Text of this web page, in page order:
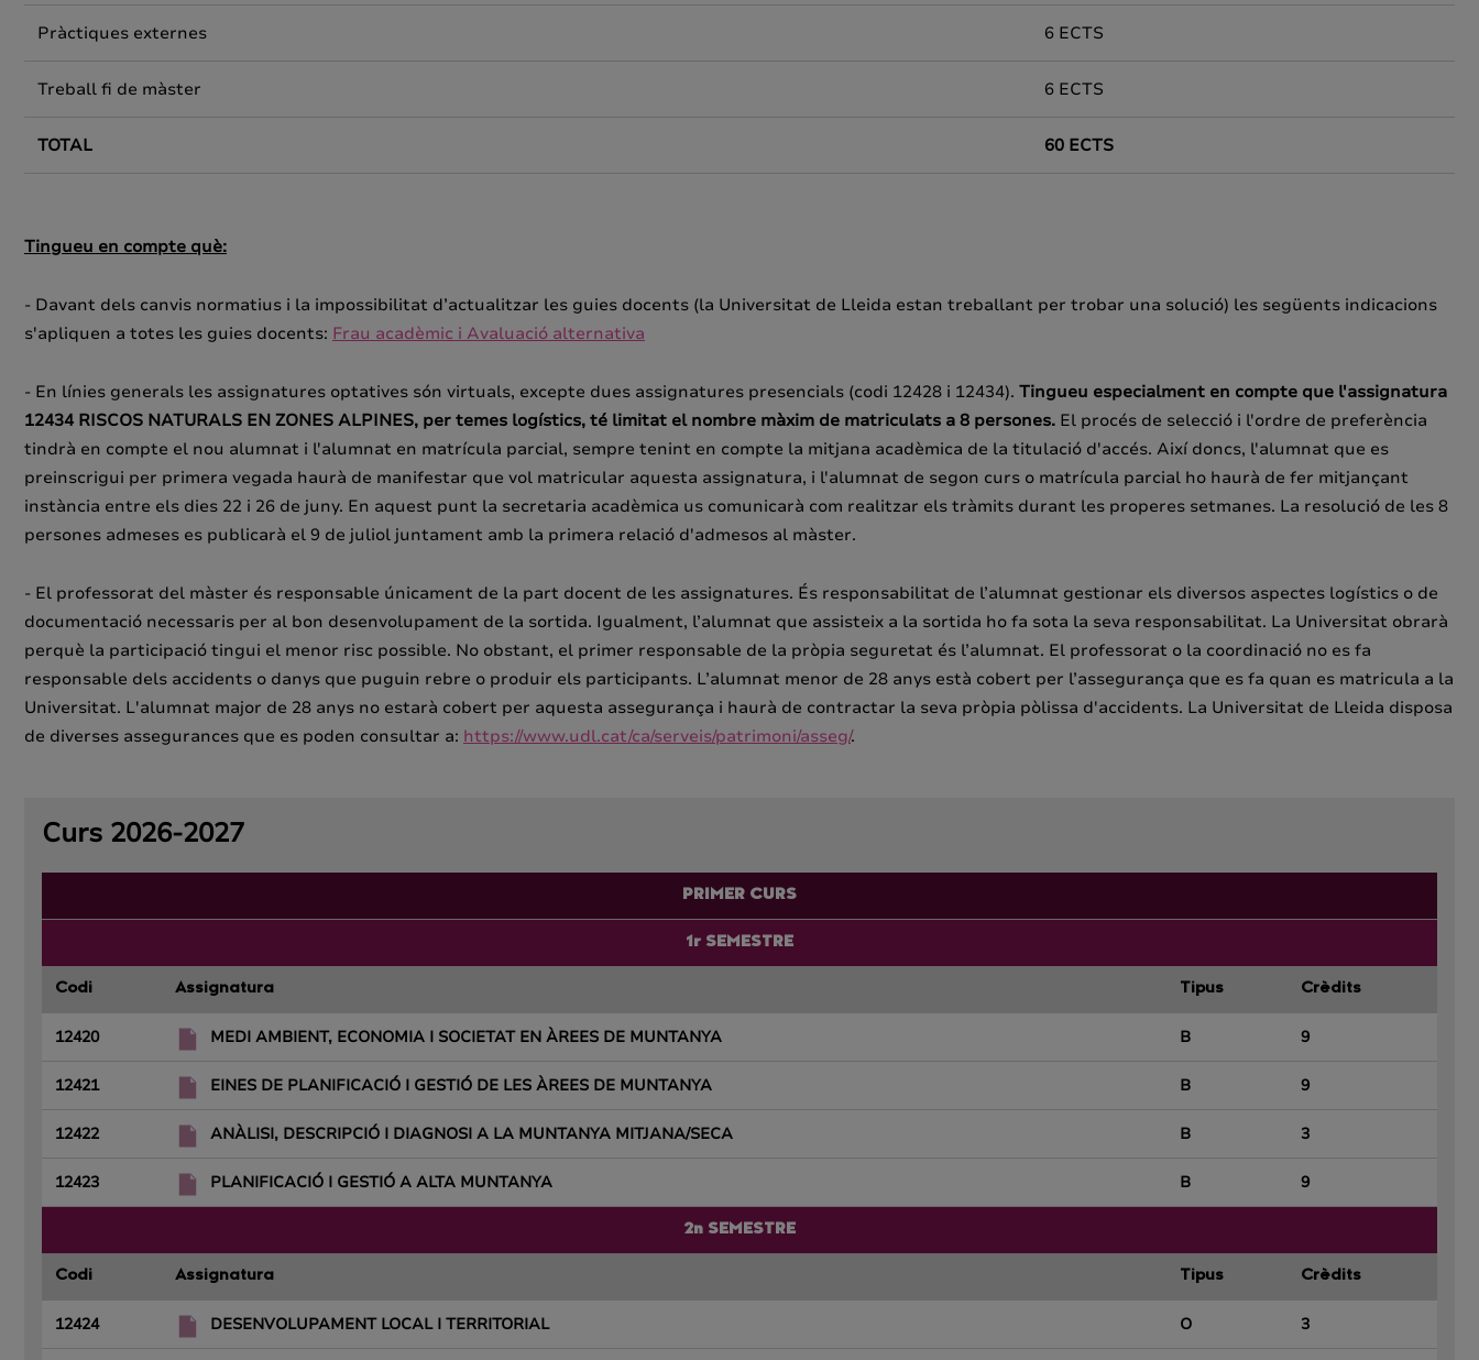
Pràctiques externes 6 ECTS
Treball fi de màster 6 ECTS
TOTAL 60 ECTS
Tingueu en compte què:
- Davant dels canvis normatius i la impossibilitat d’actualitzar les guies docents (la Universitat de Lleida estan treballant per trobar una solució) les següents indicacions
s'apliquen a totes les guies docents: Frau acadèmic i Avaluació alternativa
- En línies generals les assignatures optatives són virtuals, excepte dues assignatures presencials (codi 12428 i 12434). Tingueu especialment en compte que l'assignatura
12434 RISCOS NATURALS EN ZONES ALPINES, per temes logístics, té limitat el nombre màxim de matriculats a 8 persones. El procés de selecció i l'ordre de preferència
tindrà en compte el nou alumnat i l'alumnat en matrícula parcial, sempre tenint en compte la mitjana acadèmica de la titulació d'accés. Així doncs, l'alumnat que es
preinscrigui per primera vegada haurà de manifestar que vol matricular aquesta assignatura, i l'alumnat de segon curs o matrícula parcial ho haurà de fer mitjançant
instància entre els dies 22 i 26 de juny. En aquest punt la secretaria acadèmica us comunicarà com realitzar els tràmits durant les properes setmanes. La resolució de les 8
persones admeses es publicarà el 9 de juliol juntament amb la primera relació d'admesos al màster.
- El professorat del màster és responsable únicament de la part docent de les assignatures. És responsabilitat de l’alumnat gestionar els diversos aspectes logístics o de
documentació necessaris per al bon desenvolupament de la sortida. Igualment, l’alumnat que assisteix a la sortida ho fa sota la seva responsabilitat. La Universitat obrarà
perquè la participació tingui el menor risc possible. No obstant, el primer responsable de la pròpia seguretat és l’alumnat. El professorat o la coordinació no es fa
responsable dels accidents o danys que puguin rebre o produir els participants. L’alumnat menor de 28 anys està cobert per l’assegurança que es fa quan es matricula a la
Universitat. L'alumnat major de 28 anys no estarà cobert per aquesta assegurança i haurà de contractar la seva pròpia pòlissa d'accidents. La Universitat de Lleida disposa
de diverses assegurances que es poden consultar a: https://www.udl.cat/ca/serveis/patrimoni/asseg/.
Curs 2026-2027
PRIMER CURS
1r SEMESTRE
Codi Assignatura Tipus Crèdits
12420 MEDI AMBIENT, ECONOMIA I SOCIETAT EN ÀREES DE MUNTANYA B 9
12421 EINES DE PLANIFICACIÓ I GESTIÓ DE LES ÀREES DE MUNTANYA B 9
12422 ANÀLISI, DESCRIPCIÓ I DIAGNOSI A LA MUNTANYA MITJANA/SECA B 3
12423 PLANIFICACIÓ I GESTIÓ A ALTA MUNTANYA B 9
2n SEMESTRE
Codi Assignatura Tipus Crèdits
12424 DESENVOLUPAMENT LOCAL I TERRITORIAL O 3